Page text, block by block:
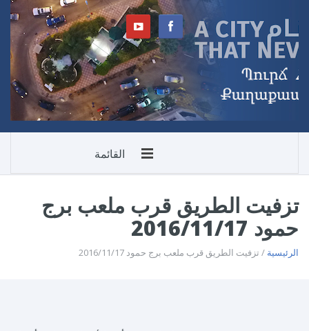
القائمة
تزفيت الطريق قرب ملعب برج
حمود 2016/11/17
الرئيسية / تزفيت الطريق قرب ملعب برج حمود 2016/11/17